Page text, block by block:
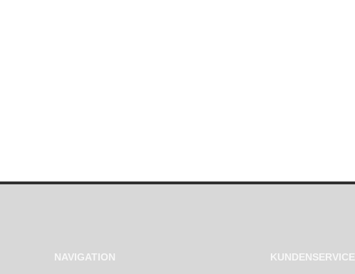
NAVIGATION KUNDENSERVICE